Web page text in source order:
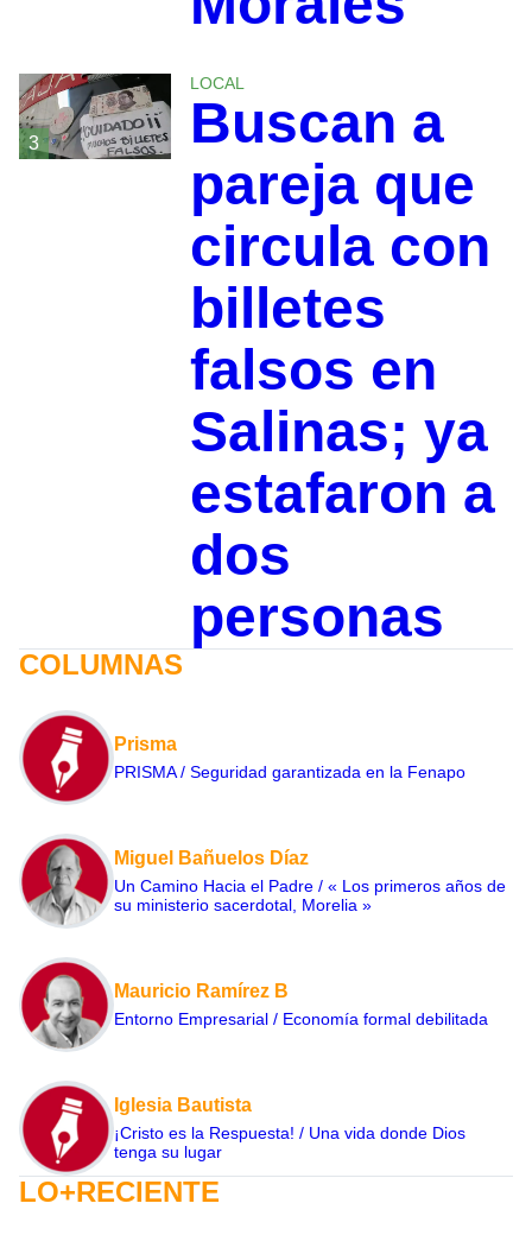
3
LOCAL
Buscan a
pareja que
circula con
billetes
falsos en
Salinas; ya
estafaron a
dos
personas
COLUMNAS
Prisma
PRISMA / Seguridad garantizada en la Fenapo
Miguel Bañuelos Díaz
Un Camino Hacia el Padre / « Los primeros años de
su ministerio sacerdotal, Morelia »
Mauricio Ramírez B
Entorno Empresarial / Economía formal debilitada
Iglesia Bautista
¡Cristo es la Respuesta! / Una vida donde Dios
tenga su lugar
LO+RECIENTE